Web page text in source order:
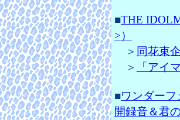
■THE
>）
＞ 同花束
＞
「アイ
■ワンダー
開録音＆君